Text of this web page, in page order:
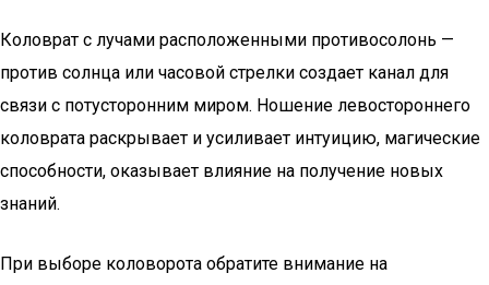
Коловрат с лучами расположенными противосолонь —
против солнца или часовой стрелки создает канал для
связи с потусторонним миром. Ношение левостороннего
коловрата раскрывает и усиливает интуицию, магические
способности, оказывает влияние на получение новых
знаний.
При выборе коловорота обратите внимание на